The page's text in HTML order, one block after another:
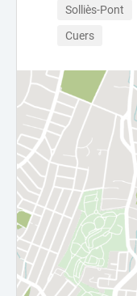
Solliès-Pont
Cuers